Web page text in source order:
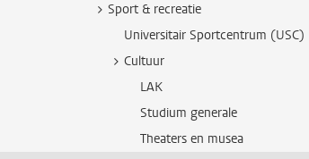
Sport & recreatie
Universitair Sportcentrum (USC)
Cultuur
LAK
Studium generale
Theaters en musea